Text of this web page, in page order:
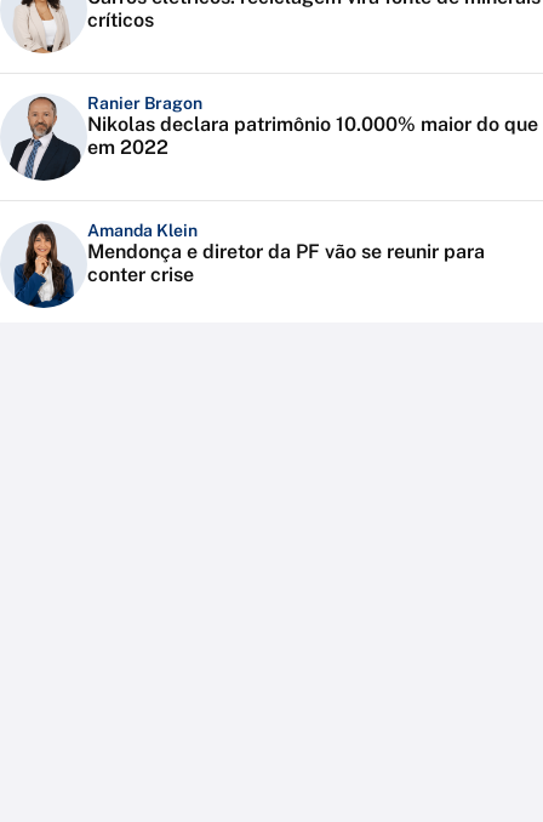
críticos
Ranier Bragon
Nikolas declara patrimônio 10.000% maior do que
em 2022
Amanda Klein
Mendonça e diretor da PF vão se reunir para
conter crise